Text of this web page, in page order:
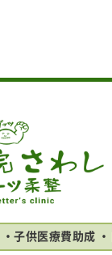
子供医療費助成